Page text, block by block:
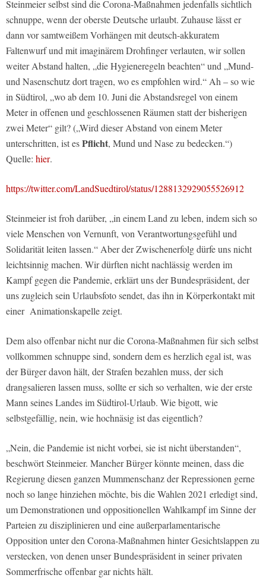
Steinmeier selbst sind die Corona-Maßnahmen jedenfalls sichtlich
schnuppe, wenn der oberste Deutsche urlaubt. Zuhause lässt er
dann vor samtweißem Vorhängen mit deutsch-akkuratem
Faltenwurf und mit imaginärem Drohfinger verlauten, wir sollen
weiter Abstand halten, „die Hygieneregeln beachten“ und „Mund-
und Nasenschutz dort tragen, wo es empfohlen wird.“ Ah – so wie
in Südtirol, „wo ab dem 10. Juni die Abstandsregel von einem
Meter in offenen und geschlossenen Räumen statt der bisherigen
zwei Meter“ gilt? („Wird dieser Abstand von einem Meter
unterschritten, ist esPflicht, Mund und Nase zu bedecken.“)
Quelle: hier.
https://twitter.com/LandSuedtirol/status/1288132929055526912
Steinmeier ist froh darüber, „in einem Land zu leben, indem sich so
viele Menschen von Vernunft, von Verantwortungsgefühl und
Solidarität leiten lassen.“ Aber der Zwischenerfolg dürfe uns nicht
leichtsinnig machen. Wir dürften nicht nachlässig werden im
Kampf gegen die Pandemie, erklärt uns der Bundespräsident, der
uns zugleich sein Urlaubsfoto sendet, das ihn in Körperkontakt mit
einer Animationskapelle zeigt.
Dem also offenbar nicht nur die Corona-Maßnahmen für sich selbst
vollkommen schnuppe sind, sondern dem es herzlich egal ist, was
der Bürger davon hält, der Strafen bezahlen muss, der sich
drangsalieren lassen muss, sollte er sich so verhalten, wie der erste
Mann seines Landes im Südtirol-Urlaub. Wie bigott, wie
selbstgefällig, nein, wie hochnäsig ist das eigentlich?
„Nein, die Pandemie ist nicht vorbei, sie ist nicht überstanden“,
beschwört Steinmeier. Mancher Bürger könnte meinen, dass die
Regierung diesen ganzen Mummenschanz der Repressionen gerne
noch so lange hinziehen möchte, bis die Wahlen 2021 erledigt sind,
um Demonstrationen und oppositionellen Wahlkampf im Sinne der
Parteien zu disziplinieren und eine außerparlamentarische
Opposition unter den Corona-Maßnahmen hinter Gesichtslappen zu
verstecken, von denen unser Bundespräsident in seiner privaten
Sommerfrische offenbar gar nichts hält.